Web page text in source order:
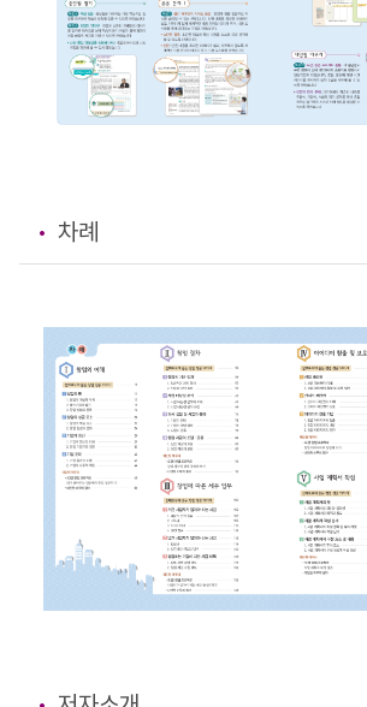
차례